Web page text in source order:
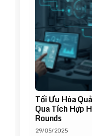
Tối Ưu Hóa
Qua Tích Hợp
Rounds
29/05/2025